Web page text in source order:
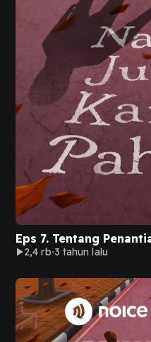
Eps 7. Tentang
2,4 rb 3 tahun lalu